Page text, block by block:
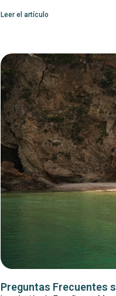
Leer el artículo
Preguntas Frecuentes